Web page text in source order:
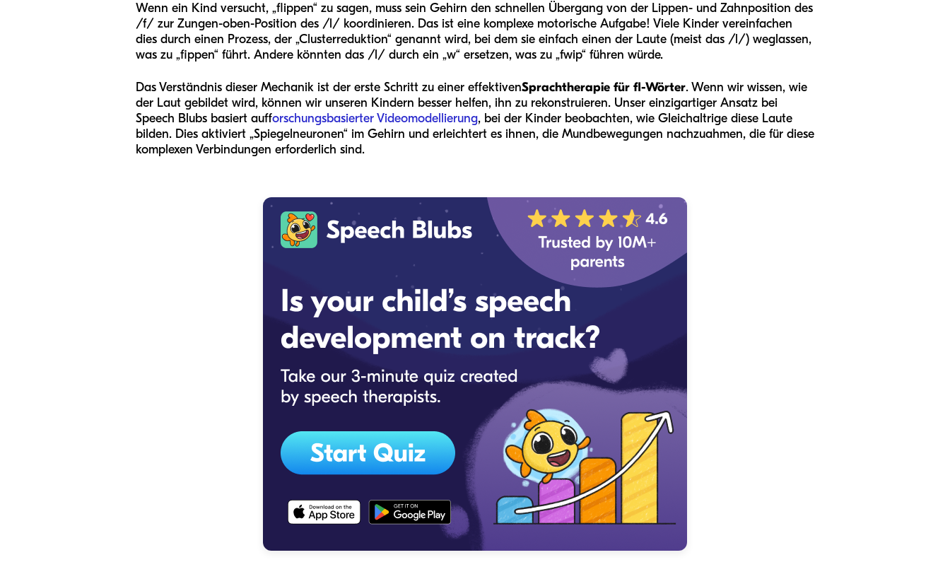
Wenn ein Kind versucht, „flippen“ zu sagen, muss sein Gehirn den schnellen Übergang von der Lippen- und Zahnposition des
/f/ zur Zungen-oben-Position des /l/ koordinieren. Das ist eine komplexe motorische Aufgabe! Viele Kinder vereinfachen
dies durch einen Prozess, der „Clusterreduktion“ genannt wird, bei dem sie einfach einen der Laute (meist das /l/) weglassen,
was zu „fippen“ führt. Andere könnten das /l/ durch ein „w“ ersetzen, was zu „fwip“ führen würde.
Das Verständnis dieser Mechanik ist der erste Schritt zu einer effektivenSprachtherapie für fl-Wörter. Wenn wir wissen, wie
der Laut gebildet wird, können wir unseren Kindern besser helfen, ihn zu rekonstruieren. Unser einzigartiger Ansatz bei
Speech Blubs basiert aufforschungsbasierter Videomodellierung, bei der Kinder beobachten, wie Gleichaltrige diese Laute
bilden. Dies aktiviert „Spiegelneuronen“ im Gehirn und erleichtert es ihnen, die Mundbewegungen nachzuahmen, die für diese
komplexen Verbindungen erforderlich sind.